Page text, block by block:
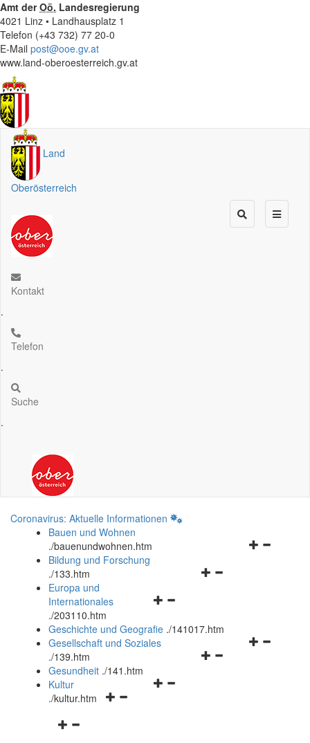
Amt derOö. Landesregierung
4021 Linz • Landhausplatz 1
Telefon (+43 732) 77 20-0
E-Mail post@ooe.gv.at
www.land-oberoesterreich.gv.at
Land
Oberösterreich
Kontakt
.
Telefon
.
Suche
.
Coronavirus: Aktuelle Informationen
Bauen und Wohnen
./bauenundwohnen.htm
Navigationsmenü
Bildung und Forschung
./133.htm
Navigationsmenü
und
schließen
Europa und
Internationales
./203110.htm
Geschichte und Geografie ./141017.htm
Navigationsmenü
Gesellschaft und Soziales
./139.htm
Navigationsmenü
Gesundheit ./141.htm
Navigationsmenü
Kultur
./kultur.htm
Navigationsmenü